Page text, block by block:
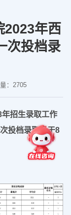
2023年西
次投档录
：2705
招生录取工作
投档录取已于8